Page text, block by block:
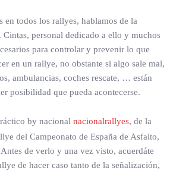
en todos los rallyes, hablamos de la
personal dedicado a ello y muchos
para controlar y prevenir lo que
en un rallye, no obstante si algo sale mal,
ambulancias, coches rescate, … están
posibilidad que pueda acontecerse.
by nacional nacionalrallyes, de la
del Campeonato de España de Asfalto,
de verlo y una vez visto, acuerdáte
de hacer caso tanto de la señalización,